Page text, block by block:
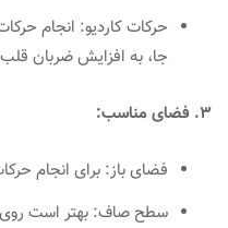
حرکات کاردیو: انجام
جا، به افزایش ضربان
3. فضای مناسب:
فضای باز: برای انجام
سطح صاف: بهتر است